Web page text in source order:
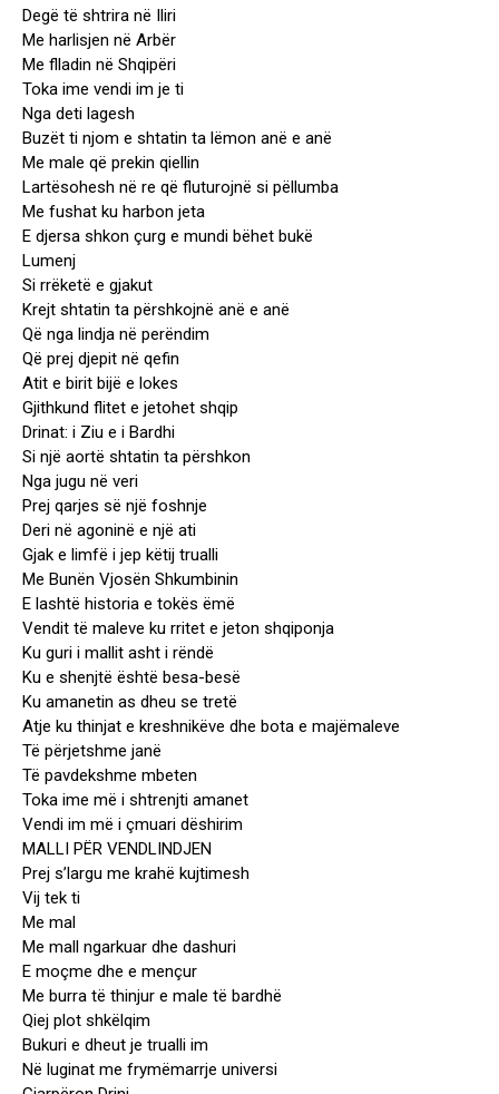
Degë të shtrira në Iliri
Me harlisjen në Arbër
Me flladin në Shqipëri
Toka ime vendi im je ti
Nga deti lagesh
Buzët ti njom e shtatin ta lëmon anë e anë
Me male që prekin qiellin
Lartësohesh në re që fluturojnë si pëllumba
Me fushat ku harbon jeta
E djersa shkon çurg e mundi bëhet bukë
Lumenj
Si rrëketë e gjakut
Krejt shtatin ta përshkojnë anë e anë
Që nga lindja në perëndim
Që prej djepit në qefin
Atit e birit bijë e lokes
Gjithkund flitet e jetohet shqip
Drinat: i Ziu e i Bardhi
Si një aortë shtatin ta përshkon
Nga jugu në veri
Prej qarjes së një foshnje
Deri në agoninë e një ati
Gjak e limfë i jep këtij trualli
Me Bunën Vjosën Shkumbinin
E lashtë historia e tokës ëmë
Vendit të maleve ku rritet e jeton shqiponja
Ku guri i mallit asht i rëndë
Ku e shenjtë është besa-besë
Ku amanetin as dheu se tretë
Atje ku thinjat e kreshnikëve dhe bota e majëmaleve
Të përjetshme janë
Të pavdekshme mbeten
Toka ime më i shtrenjti amanet
Vendi im më i çmuari dëshirim
MALLI PËR VENDLINDJEN
Prej s’largu me krahë kujtimesh
Vij tek ti
Me mal
Me mall ngarkuar dhe dashuri
E moçme dhe e mençur
Me burra të thinjur e male të bardhë
Qiej plot shkëlqim
Bukuri e dheut je trualli im
Në luginat me frymëmarrje universi